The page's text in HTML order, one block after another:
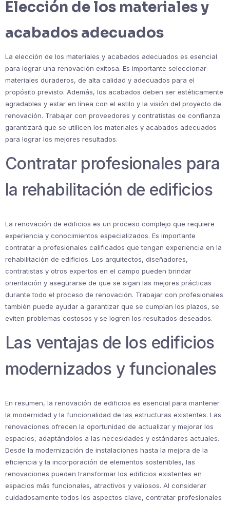
Elección de los materiales y
acabados adecuados
La elección de los materiales y acabados adecuados es esencial
para lograr una renovación exitosa. Es importante seleccionar
materiales duraderos, de alta calidad y adecuados para el
propósito previsto. Además, los acabados deben ser estéticamente
agradables y estar en línea con el estilo y la visión del proyecto de
renovación. Trabajar con proveedores y contratistas de confianza
garantizará que se utilicen los materiales y acabados adecuados
para lograr los mejores resultados.
Contratar profesionales para
la rehabilitación de edificios
La renovación de edificios es un proceso complejo que requiere
experiencia y conocimientos especializados. Es importante
contratar a profesionales calificados que tengan experiencia en la
rehabilitación de edificios. Los arquitectos, diseñadores,
contratistas y otros expertos en el campo pueden brindar
orientación y asegurarse de que se sigan las mejores prácticas
durante todo el proceso de renovación. Trabajar con profesionales
también puede ayudar a garantizar que se cumplan los plazos, se
eviten problemas costosos y se logren los resultados deseados.
Las ventajas de los edificios
modernizados y funcionales
En resumen, la renovación de edificios es esencial para mantener
la modernidad y la funcionalidad de las estructuras existentes. Las
renovaciones ofrecen la oportunidad de actualizar y mejorar los
espacios, adaptándolos a las necesidades y estándares actuales.
Desde la modernización de instalaciones hasta la mejora de la
eficiencia y la incorporación de elementos sostenibles, las
renovaciones pueden transformar los edificios existentes en
espacios más funcionales, atractivos y valiosos. Al considerar
cuidadosamente todos los aspectos clave, contratar profesionales